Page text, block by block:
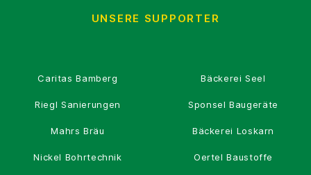
UNSERE SUPPORTER
Caritas Bamberg
Riegl Sanierungen
Mahrs Bräu
Nickel Bohrtechnik
Bäckerei Seel
Sponsel Baugeräte
Bäckerei Loskarn
Oertel Baustoffe